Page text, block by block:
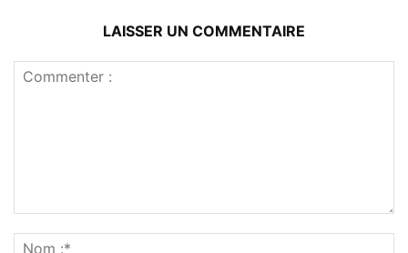
LAISSER UN COMMENTAIRE